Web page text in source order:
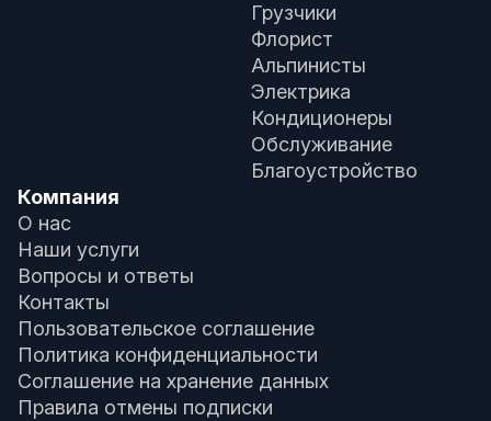
Грузчики
Флорист
Альпинисты
Электрика
Кондиционеры
Обслуживание
Благоустройство
Компания
О нас
Наши услуги
Вопросы и ответы
Контакты
Пользовательское соглашение
Политика конфиденциальности
Соглашение на хранение данных
Правила отмены подписки